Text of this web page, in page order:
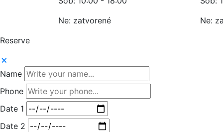
Ne: zatvorené
Ne:
Reserve
Name
Phone
Date 1
Date 2